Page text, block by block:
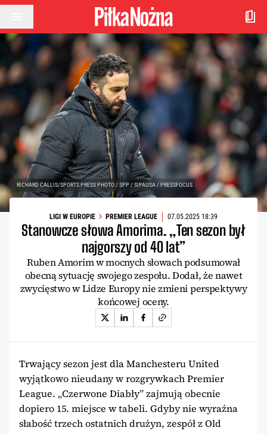
Przejdź do treści
RICHARD CALLIS/SPORTS PRESS PHOTO / SPP / SIPAUSA / PRESSFOCUS
LIGI W EUROPIE PREMIER LEAGUE 07.05.2025 18:39
Stanowcze słowa Amorima. „Ten sezon był
najgorszy od 40 lat”
Ruben Amorim w mocnych słowach podsumował
obecną sytuację swojego zespołu. Dodał, że nawet
zwycięstwo w Lidze Europy nie zmieni perspektywy
końcowej oceny.
Trwający sezon jest dla Manchesteru United
wyjątkowo nieudany w rozgrywkach Premier
League. „Czerwone Diabły” zajmują obecnie
dopiero 15. miejsce w tabeli. Gdyby nie wyraźna
słabość trzech ostatnich drużyn, zespół z Old